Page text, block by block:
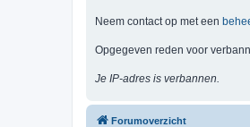
Neem contact op met een
Opgegeven reden voor
Je IP-adres is verbannen.
Forumoverzicht